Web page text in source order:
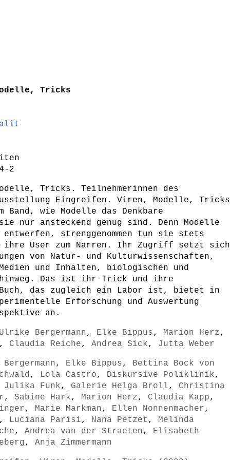
Tricks
2
Tricks. Teilnehmerinnen des
Ausstellung Eingreifen. Viren, Modelle, Tricks
Band, wie Modelle das Denkbare
nur ansteckend genug sind. Denn Modelle
strenggenommen tun sie stets
ihre User zum Narren. Ihr Zugriff setzt sich
von Natur- und Kulturwissenschaften,
und Inhalten, biologischen und
Das ist ihr Trick und ihre
das zugleich ein Labor ist, bietet in
Erforschung und Auswertung
an.
Ulrike Bergermann, Elke Bippus, Marion Herz,
, Claudia Reiche, Andrea Sick, Jutta Weber
, Elke Bippus, Bettina Bock von
, Lola Castro, Diskursive Poliklinik,
Julika Funk, Galerie Helga Broll, Christina
, Sabine Hark, Marion Herz, Claudia Kapp,
, Marie Markman, Ellen Nonnenmacher,
, Luciana Parisi, Nana Petzet , Melinda
, Andrea van der Straeten, Elisabeth
, Anja Zimmermann